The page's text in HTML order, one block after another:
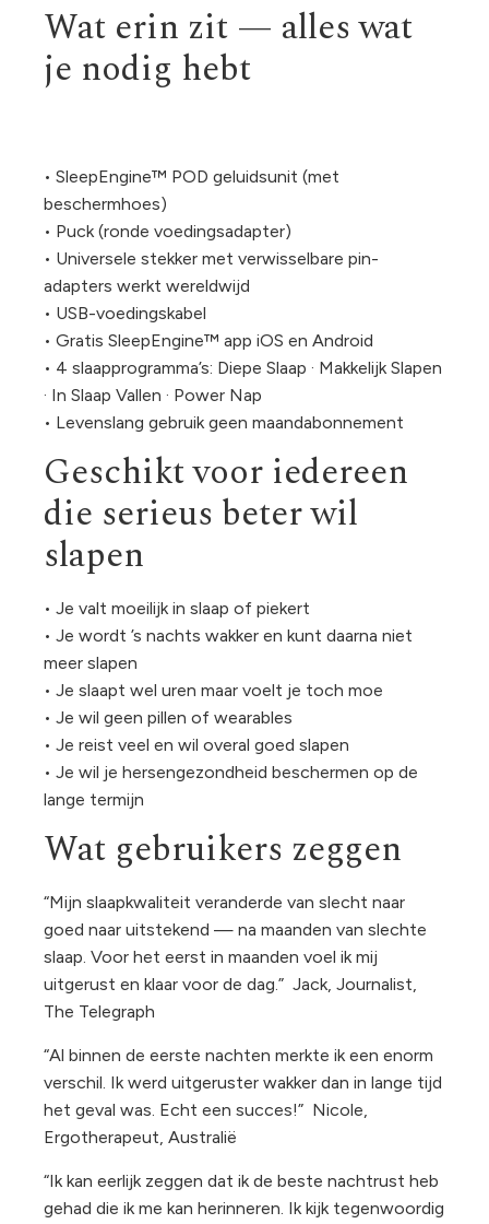
Wat erin zit — alles wat
je nodig hebt
• SleepEngine™ POD geluidsunit (met
beschermhoes)
• Puck (ronde voedingsadapter)
• Universele stekker met verwisselbare pin-
adapters werkt wereldwijd
• USB-voedingskabel
• Gratis SleepEngine™ app iOS en Android
• 4 slaapprogramma’s: Diepe Slaap · Makkelijk Slapen
· In Slaap Vallen · Power Nap
• Levenslang gebruik geen maandabonnement
Geschikt voor iedereen
die serieus beter wil
slapen
• Je valt moeilijk in slaap of piekert
• Je wordt ’s nachts wakker en kunt daarna niet
meer slapen
• Je slaapt wel uren maar voelt je toch moe
• Je wil geen pillen of wearables
• Je reist veel en wil overal goed slapen
• Je wil je hersengezondheid beschermen op de
lange termijn
Wat gebruikers zeggen
“Mijn slaapkwaliteit veranderde van slecht naar
goed naar uitstekend — na maanden van slechte
slaap. Voor het eerst in maanden voel ik mij
uitgerust en klaar voor de dag.” Jack, Journalist,
The Telegraph
“Al binnen de eerste nachten merkte ik een enorm
verschil. Ik werd uitgeruster wakker dan in lange tijd
het geval was. Echt een succes!” Nicole,
Ergotherapeut, Australië
“Ik kan eerlijk zeggen dat ik de beste nachtrust heb
gehad die ik me kan herinneren. Ik kijk tegenwoordig